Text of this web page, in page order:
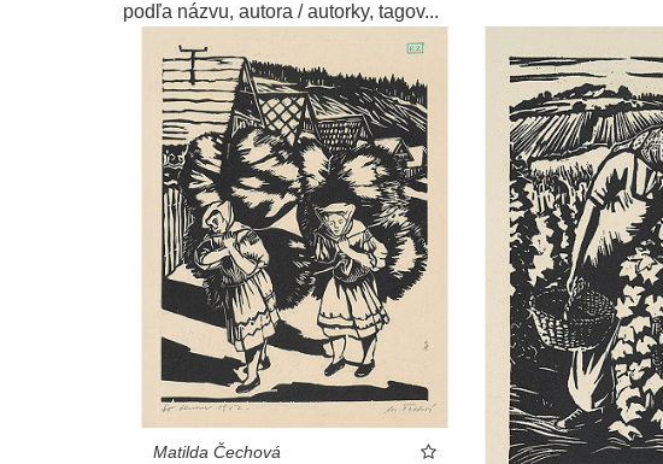
podľa názvu, autora / autorky, tagov...
Matilda Čechová